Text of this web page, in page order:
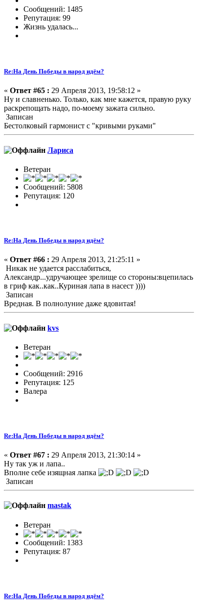
Сообщений: 1485
Репутация: 99
Жизнь удалась...
Re:На День Победы в народ идём?
« Ответ #65 : 29 Апреля 2013, 19:58:12 »
Ну и славненько. Только, как мне кажется, правую руку
раскрепощать надо, по-моему зажата сильно.
Записан
Бестолковый гармонист с "кривыми руками"
Лариса
Ветеран
Сообщений: 5808
Репутация: 120
Re:На День Победы в народ идём?
« Ответ #66 : 29 Апреля 2013, 21:25:11 »
Никак не удается расслабиться,
Александр...удручающее зрелище со стороны:вцепилась
в гриф как..как..Куриная лапа в насест ))))
Записан
Вредная. В полнолуние даже ядовитая!
kvs
Ветеран
Сообщений: 2916
Репутация: 125
Валера
Re:На День Победы в народ идём?
« Ответ #67 : 29 Апреля 2013, 21:30:14 »
Ну так уж и лапа..
Вполне себе изящная лапка
Записан
mastak
Ветеран
Сообщений: 1383
Репутация: 87
Re:На День Победы в народ идём?